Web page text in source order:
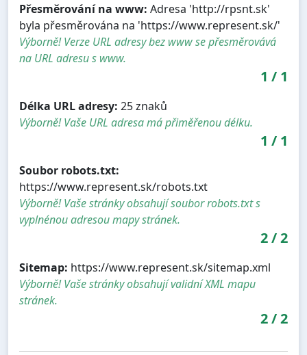
Přesměrování na www: Adresa 'http://rpsnt.sk'
byla přesměrována na 'https://www.represent.sk/'
Výborně! Verze URL adresy bez www se přesměrovává
na URL adresu s www.
1 / 1
Délka URL adresy: 25 znaků
Výborně! Vaše URL adresa má přiměřenou délku.
1 / 1
Soubor robots.txt:
https://www.represent.sk/robots.txt
Výborně! Vaše stránky obsahují soubor robots.txt s
vyplnénou adresou mapy stránek.
2/2
Sitemap: https://www.represent.sk/sitemap.xml
Výborně! Vaše stránky obsahují validní XML mapu
stránek.
2/2